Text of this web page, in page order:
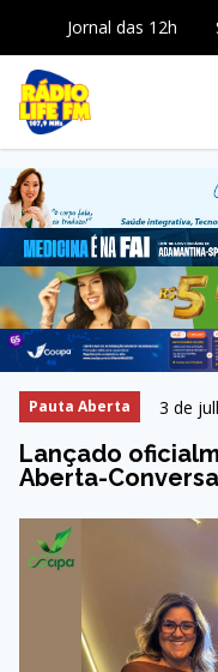
Jornal das 12h
Pauta Aberta 3 de
Lançado
Aberta-